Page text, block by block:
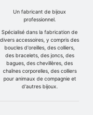
Un fabricant de bijoux
professionnel.
Spécialisé dans la fabrication de
divers accessoires, y compris des
boucles d'oreilles, des colliers,
des bracelets, des joncs, des
bagues, des chevillères, des
chaînes corporelles, des colliers
pour animaux de compagnie et
d'autres bijoux.